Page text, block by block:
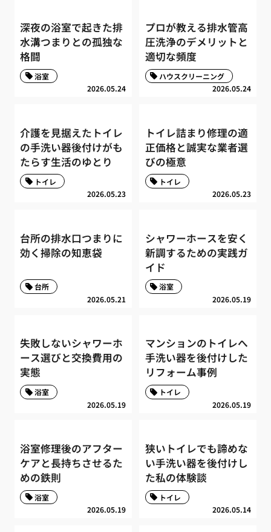
深夜の浴室で起きた排
水溝つまりとの孤独な
格闘
2026.05.24
浴室
プロが教える排水管高
圧洗浄のデメリットと
適切な頻度
2026.05.24
ハウスクリーニング
介護を見据えたトイレ
の手洗い器後付けがも
たらす生活のゆとり
2026.05.23
トイレ
トイレ詰まり修理の適
正価格と誠実な業者選
びの極意
2026.05.23
トイレ
台所の排水口つまりに
効く掃除の知恵袋
2026.05.21
台所
シャワーホースを安く
新調するための実践ガ
イド
2026.05.19
浴室
失敗しないシャワーホ
ース選びと交換費用の
実態
2026.05.19
浴室
マンションのトイレへ
手洗い器を後付けした
リフォーム事例
2026.05.19
トイレ
浴室修理後のアフター
ケアと長持ちさせるた
めの鉄則
2026.05.19
浴室
狭いトイレでも諦めな
い手洗い器を後付けし
た私の体験談
2026.05.14
トイレ